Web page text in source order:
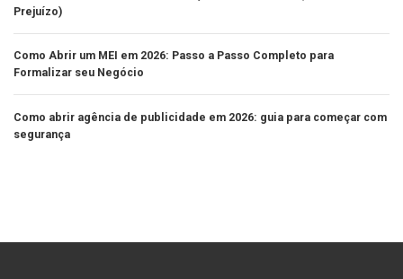
Prejuízo)
Como Abrir um MEI em 2026: Passo a Passo Completo para
Formalizar seu Negócio
Como abrir agência de publicidade em 2026: guia para começar com
segurança